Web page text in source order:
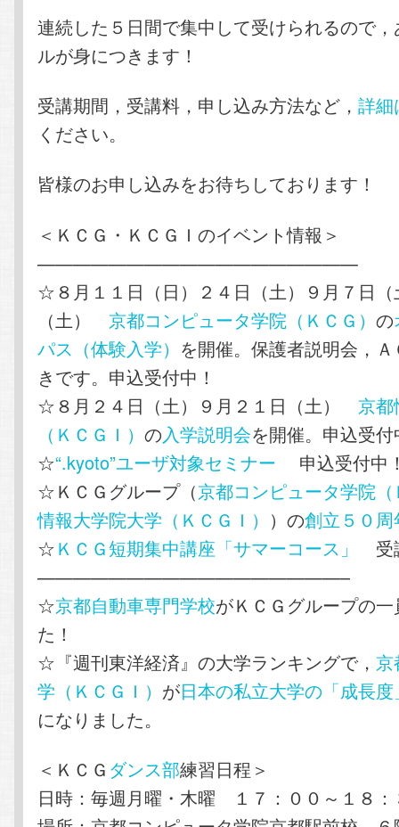
連続した５日間で集中して受けられるので
ルが身につきます！
受講期間，受講料，申し込み方法など，詳細
ください。
皆様のお申し込みをお待ちしております！
＜ＫＣＧ・ＫＣＧＩのイベント情報＞
——————————————————
☆８月１１日（日）２４日（土）９月７日（
（土） 京都コンピュータ学院（ＫＣＧ）の
パス（体験入学） を開催。保護者説明会，
きです。申込受付中！
☆８月２４日（土）９月２１日（土） 京
（ＫＣＧＩ）の入学説明会を開催。申込受
☆“.kyoto”ユーザ対象セミナー
申込受付中
☆ＫＣＧグループ（京都コンピュータ学院
情報大学院大学（ＫＣＧＩ） ）の創立５０
☆ＫＣＧ短期集中講座「サマーコース」
受
—————————————————–
☆京都自動車専門学校がＫＣＧグループの
た！
☆『週刊東洋経済』の大学ランキングで，
学（ＫＣＧＩ） が日本の私立大学の「成長
になりました。
＜ＫＣＧ ダンス部練習日程＞
日時：毎週月曜・木曜 １７：００～１８：